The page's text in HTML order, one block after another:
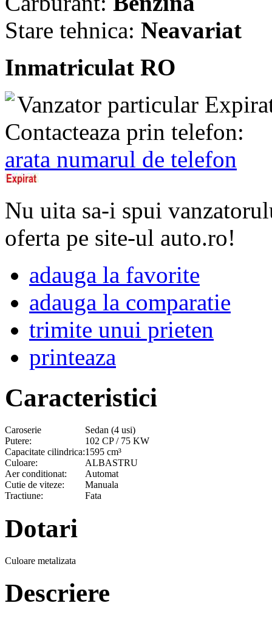
Stare tehnica: Neavariat
Inmatriculat RO
Vanzator particular
Contacteaza prin telefon:
arata numarul de telefon
Nu uita sa-i spui
oferta pe site-ul auto.ro!
adauga la favorite
adauga la comparatie
trimite unui prieten
printeaza
Caracteristici
Caroserie
Sedan (4 usi)
Putere:
102 CP / 75 KW
Capacitate cilindrica:1595 cm³
Culoare:
ALBASTRU
Aer conditionat:
Automat
Cutie de viteze:
Manuala
Tractiune:
Fata
Dotari
Culoare metalizata
Descriere